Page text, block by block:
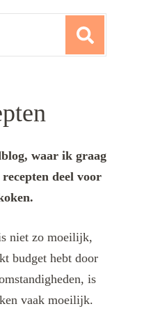
waar ik graag
deel voor
niet zo moeilijk,
budget hebt door
is
vaak moeilijk.